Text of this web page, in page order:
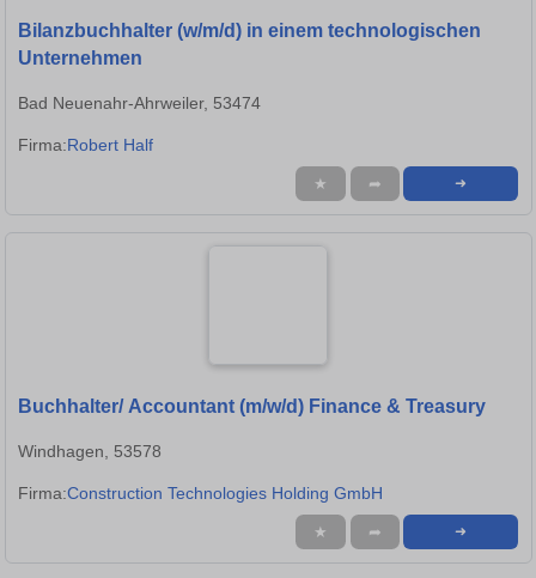
Bilanzbuchhalter (w/m/d) in einem technologischen
Unternehmen
Bad Neuenahr-Ahrweiler, 53474
Firma:Robert Half
★ ➦ ➜
Buchhalter/ Accountant (m/w/d) Finance & Treasury
Windhagen, 53578
Firma:Construction Technologies Holding GmbH
★ ➦ ➜